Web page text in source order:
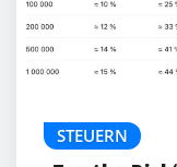
STEUERN